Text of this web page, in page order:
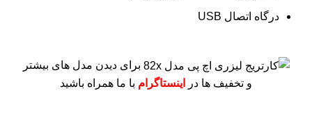
درگاه اتصال USB
برای دیدن مدل های بیشتر
و تخفیف ها در
اینستاگرام با ما همراه باشید